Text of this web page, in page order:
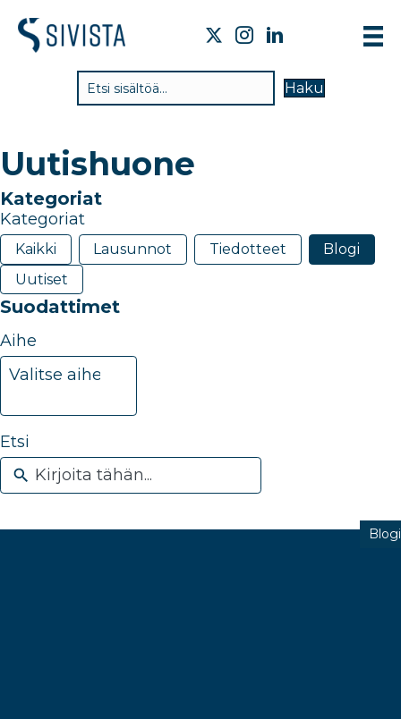
Haku
Uutishuone
Kategoriat
Kategoriat
Kaikki Lausunnot Tiedotteet
Blogi
Uutiset
Suodattimet
Aihe
Valitse aihe
20
results
available
Etsi
Blogi